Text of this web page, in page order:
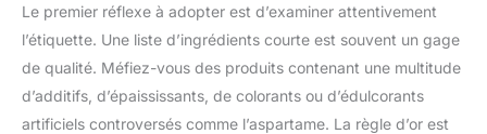
Le premier réflexe à adopter est d’examiner attentivement
l’étiquette. Une liste d’ingrédients courte est souvent un gage
de qualité. Méfiez-vous des produits contenant une multitude
d’additifs, d’épaississants, de colorants ou d’édulcorants
artificiels controversés comme l’aspartame. La règle d’or est